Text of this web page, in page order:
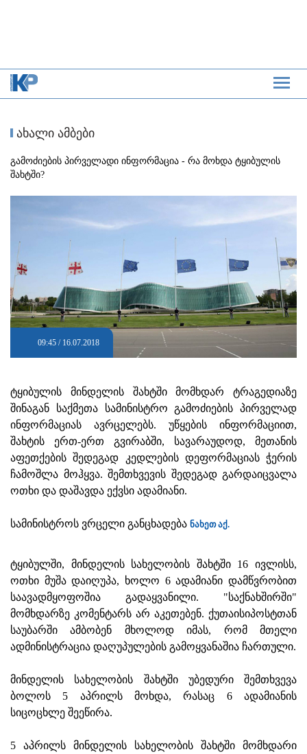
ახალი ამბები
გამოძიების პირველადი ინფორმაცია - რა მოხდა ტყიბულის
შახტში?
09:45 / 16.07.2018
ტყიბულის მინდელის შახტში მომხდარ ტრაგედიაზე
შინაგან საქმეთა სამინისტრო გამოძიების პირველად
ინფორმაციას ავრცელებს. უწყების ინფორმაციით,
შახტის ერთ-ერთ გვირაბში, სავარაუდოდ, მეთანის
აფეთქების შედეგად კედლების დეფორმაციას ჭერის
ჩამოშლა მოჰყვა. შემთხვევის შედეგად გარდაიცვალა
ოთხი და დაშავდა ექვსი ადამიანი.
სამინისტროს ვრცელი განცხადება ნახეთ აქ.
ტყიბულში, მინდელის სახელობის შახტში 16 ივლისს,
ოთხი მუშა დაიღუპა, ხოლო 6 ადამიანი დამწვრობით
საავადმყოფოშია გადაყვანილი. "საქნახშირში"
მომხდარზე კომენტარს არ აკეთებენ. ქუთაისიპოსტთან
საუბარში ამბობენ მხოლოდ იმას, რომ მთელი
ადმინისტრაცია დაღუპულების გამოყვანაშია ჩართული.
მინდელის სახელობის შახტში უბედური შემთხვევა
ბოლოს 5 აპრილს მოხდა, რასაც 6 ადამიანის
სიცოცხლე შეეწირა.
5 აპრილს მინდელის სახელობის შახტში მომხდარი